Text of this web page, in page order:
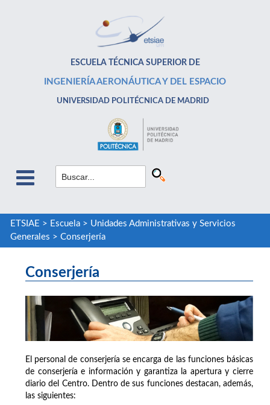
ESCUELA TÉCNICA SUPERIOR DE
INGENIERÍA AERONÁUTICA Y DEL ESPACIO
UNIVERSIDAD POLITÉCNICA DE MADRID
ETSIAE > Escuela> Unidades Administrativas y Servicios
Generales > Conserjería
Conserjería
El personal de conserjería se encarga de las funciones básicas
de conserjería e información y garantiza la apertura y cierre
diario del Centro. Dentro de sus funciones destacan, además,
las siguientes: